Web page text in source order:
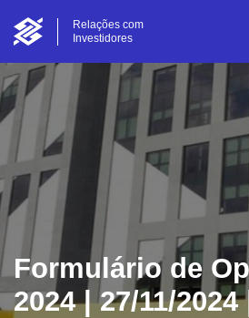
Relações com
Investidores
Formulário de
2024 | 27/11/